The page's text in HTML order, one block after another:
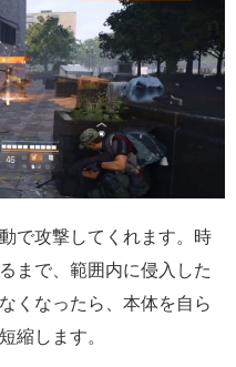
で攻撃してくれます。時
まで、範囲内に侵入した
くなったら、本体を自ら
縮します。